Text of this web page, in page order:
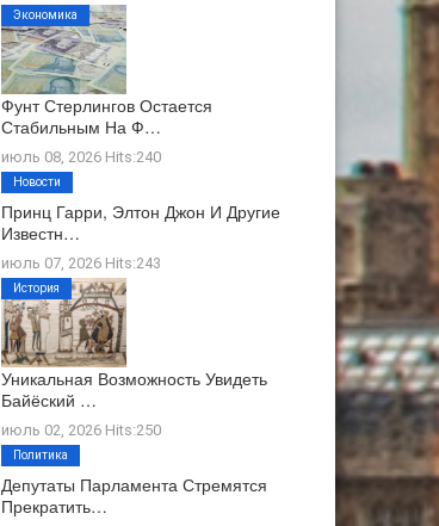
Фунт Стерлингов Остается
Стабильным На Ф…
июль 08, 2026 Hits:240
Экономика
Принц Гарри, Элтон Джон И Другие
Известн…
июль 07, 2026 Hits:243
Новости
Уникальная Возможность Увидеть
Байёский …
июль 02, 2026 Hits:250
История
Депутаты Парламента Стремятся
Прекратить…
Политика